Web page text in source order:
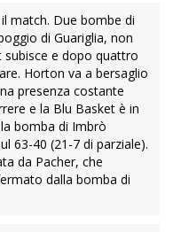
match. Due bombe di
di Guariglia, non
subisce e dopo quattro
Horton va a bersaglio
presenza costante
e la Blu Basket è in
bomba di Imbrò
63-40 (21-7 di parziale).
da Pacher, che
dalla bomba di